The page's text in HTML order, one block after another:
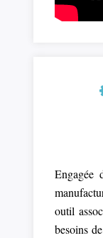
Engagée
outil
besoins